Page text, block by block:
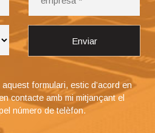
Enviar
formulari, estic d’acord en
contacte amb mi mitjançant el
número de telèfon.